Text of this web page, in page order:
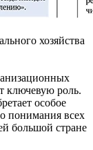
хозяйства
ключевую роль.
особое
понимания всех
большой стране